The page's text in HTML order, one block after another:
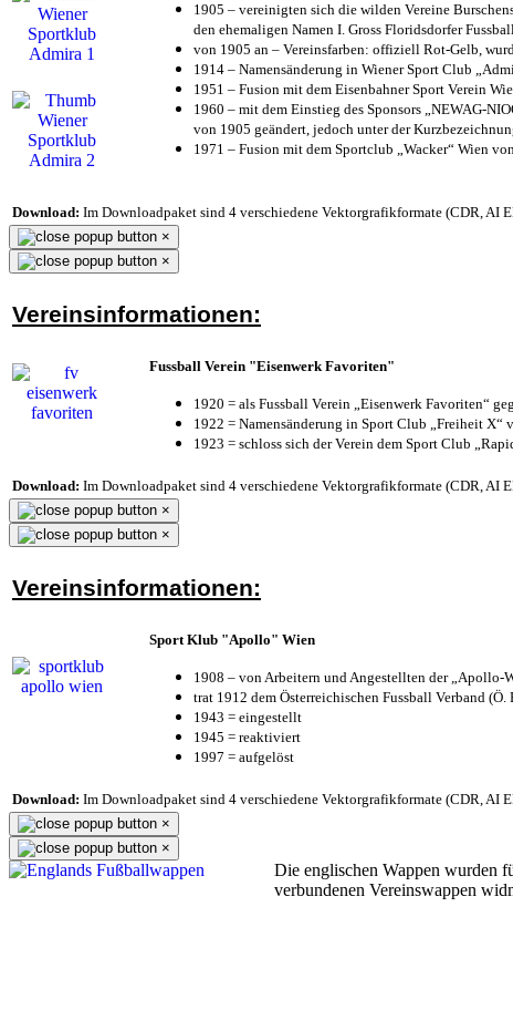
1905 – vereinigten sich die wilden Vereine
den ehemaligen Namen I. Gross Floridsdorfer
von 1905 an – Vereinsfarben: offiziell Rot-Gelb,
1914 – Namensänderung in Wiener Sport Club
1951 – Fusion mit dem Eisenbahner Sport Verein
1960 – mit dem Einstieg des Sponsors „NEWAG-
von 1905 geändert, jedoch unter der
1971 – Fusion mit dem Sportclub „Wacker“ Wien
Download: Im Downloadpaket sind 4 verschiedene Vektorgrafikformate (CDR, AI
×
×
Vereinsinformationen:
Fussball Verein "Eisenwerk Favoriten"
1920 = als Fussball Verein „Eisenwerk Favoriten“
1922 = Namensänderung in Sport Club „Freiheit
1923 = schloss sich der Verein dem Sport Club
Download: Im Downloadpaket sind 4 verschiedene Vektorgrafikformate (CDR, AI
×
×
Vereinsinformationen:
Sport Klub "Apollo" Wien
1908 – von Arbeitern und Angestellten der „Apollo-
trat 1912 dem Österreichischen Fussball Verband (Ö.
1943 = eingestellt
1945 = reaktiviert
1997 = aufgelöst
Download: Im Downloadpaket sind 4 verschiedene Vektorgrafikformate (CDR, AI
×
×
Die englischen Wappen wurden
verbundenen Vereinswappen